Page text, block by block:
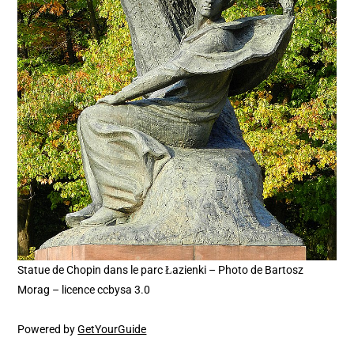
Statue de Chopin dans le parc Łazienki – Photo de Bartosz
Morag – licence ccbysa 3.0
Powered byGetYourGuide